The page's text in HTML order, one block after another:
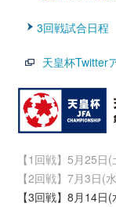
3回戦試合日程
天皇杯Twitter
【1回戦】5月25日
【2回戦】7月3日(
【3回戦】8月14日(